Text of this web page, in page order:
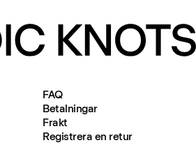
FAQ
Betalningar
Frakt
Registrera en retur